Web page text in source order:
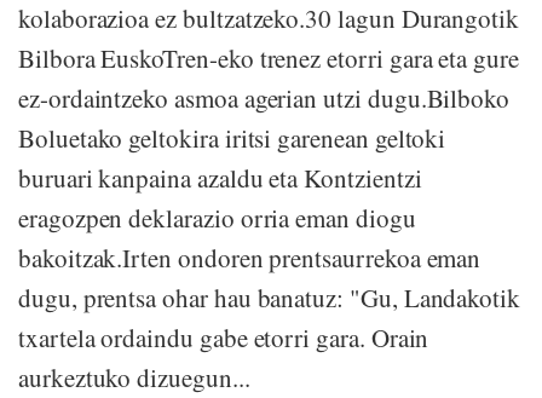
kolaborazioa ez bultzatzeko.30 lagun Durangotik
Bilbora EuskoTren-eko trenez etorri gara eta gure
ez-ordaintzeko asmoa agerian utzi dugu.Bilboko
Boluetako geltokira iritsi garenean geltoki
buruari kanpaina azaldu eta Kontzientzi
eragozpen deklarazio orria eman diogu
bakoitzak.Irten ondoren prentsaurrekoa eman
dugu, prentsa ohar hau banatuz: "Gu, Landakotik
txartela ordaindu gabe etorri gara. Orain
aurkeztuko dizuegun...